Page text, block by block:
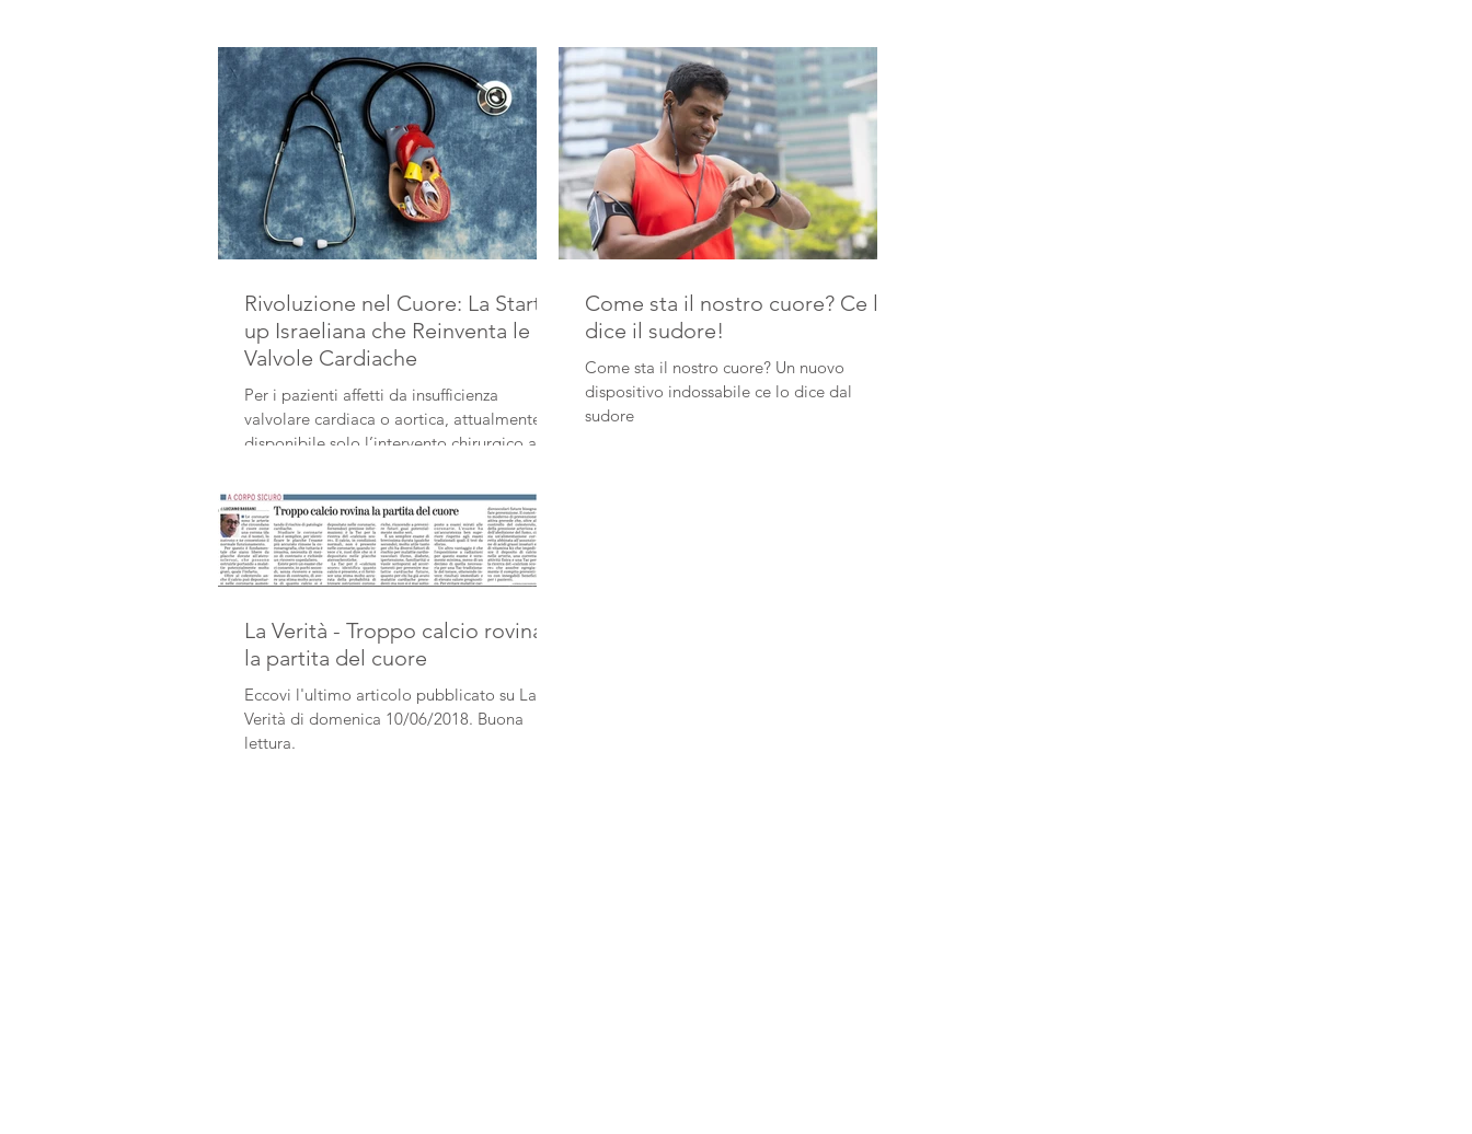
Rivoluzione nel Cuore: La Start-
up Israeliana che Reinventa le
Valvole Cardiache
Per i pazienti affetti da insufficienza
valvolare cardiaca o aortica, attualmente
disponibile solo l’intervento chirurgico a
Come sta il nostro cuore? Ce lo
dice il sudore!
Come sta il nostro cuore? Un nuovo
dispositivo indossabile ce lo dice dal
sudore
La Verità - Troppo calcio rovina
la partita del cuore
Eccovi l'ultimo articolo pubblicato su La
Verità di domenica 10/06/2018. Buona
lettura.